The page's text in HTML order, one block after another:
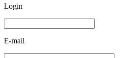
Login
E-mail